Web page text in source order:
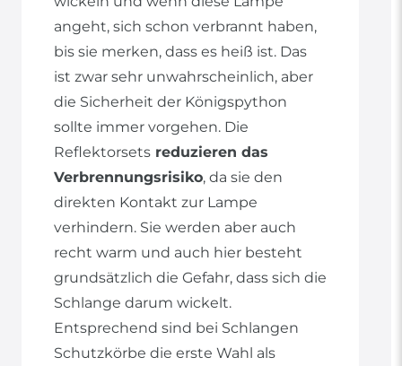
angeht, sich schon verbrannt haben,
bis sie merken, dass es heiß ist. Das
ist zwar sehr unwahrscheinlich, aber
die Sicherheit der Königspython
sollte immer vorgehen. Die
Reflektorsets reduzieren das
Verbrennungsrisiko, da sie den
direkten Kontakt zur Lampe
verhindern. Sie werden aber auch
recht warm und auch hier besteht
grundsätzlich die Gefahr, dass sich die
Schlange darum wickelt.
Entsprechend sind bei Schlangen
Schutzkörbe die erste Wahl als